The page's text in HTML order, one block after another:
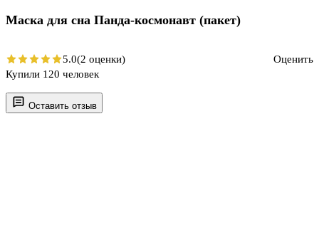
Оставить отзыв
Маска для сна Панда-космонавт (пакет)
5.0(2 оценки)
Оценить
Купили 120 человек